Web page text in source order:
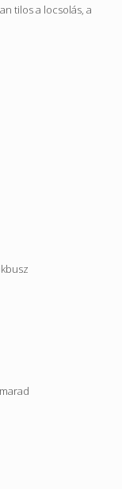
tilos a locsolás, a